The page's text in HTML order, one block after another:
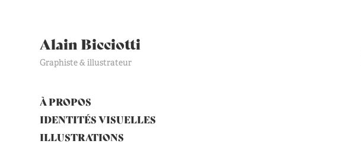
Alain Bicciotti
Graphiste & illustrateur
À PROPOS
IDENTITÉS VISUELLES
ILLUSTRATIONS